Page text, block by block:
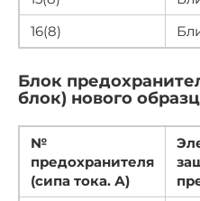
16(8)
Блок
блок) нового
№
предохранителя
(сипа тока. А)